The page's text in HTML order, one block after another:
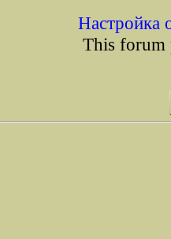
Настройка
This